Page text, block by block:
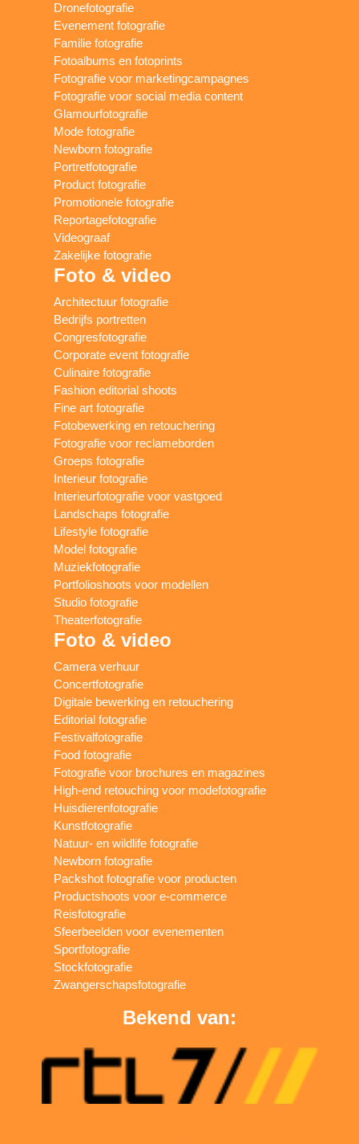
Dronefotografie
Evenement fotografie
Familie fotografie
Fotoalbums en fotoprints
Fotografie voor marketingcampagnes
Fotografie voor social media content
Glamourfotografie
Mode fotografie
Newborn fotografie
Portretfotografie
Product fotografie
Promotionele fotografie
Reportagefotografie
Videograaf
Zakelijke fotografie
Foto & video
Architectuur fotografie
Bedrijfs portretten
Congresfotografie
Corporate event fotografie
Culinaire fotografie
Fashion editorial shoots
Fine art fotografie
Fotobewerking en retouchering
Fotografie voor reclameborden
Groeps fotografie
Interieur fotografie
Interieurfotografie voor vastgoed
Landschaps fotografie
Lifestyle fotografie
Model fotografie
Muziekfotografie
Portfolioshoots voor modellen
Studio fotografie
Theaterfotografie
Foto & video
Camera verhuur
Concertfotografie
Digitale bewerking en retouchering
Editorial fotografie
Festivalfotografie
Food fotografie
Fotografie voor brochures en magazines
High-end retouching voor modefotografie
Huisdierenfotografie
Kunstfotografie
Natuur- en wildlife fotografie
Newborn fotografie
Packshot fotografie voor producten
Productshoots voor e-commerce
Reisfotografie
Sfeerbeelden voor evenementen
Sportfotografie
Stockfotografie
Zwangerschapsfotografie
Bekend van: